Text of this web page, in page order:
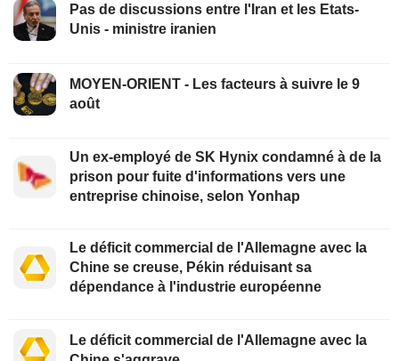
Pas de discussions entre l'Iran et les Etats-
Unis - ministre iranien
MOYEN-ORIENT - Les facteurs à suivre le 9
août
Un ex-employé de SK Hynix condamné à de la
prison pour fuite d'informations vers une
entreprise chinoise, selon Yonhap
Le déficit commercial de l'Allemagne avec la
Chine se creuse, Pékin réduisant sa
dépendance à l'industrie européenne
Le déficit commercial de l'Allemagne avec la